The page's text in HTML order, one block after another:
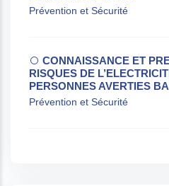
Prévention et Sécurité
CONNAISSANCE ET
RISQUES DE
PERSONNES AVERTIES
Prévention et Sécurité